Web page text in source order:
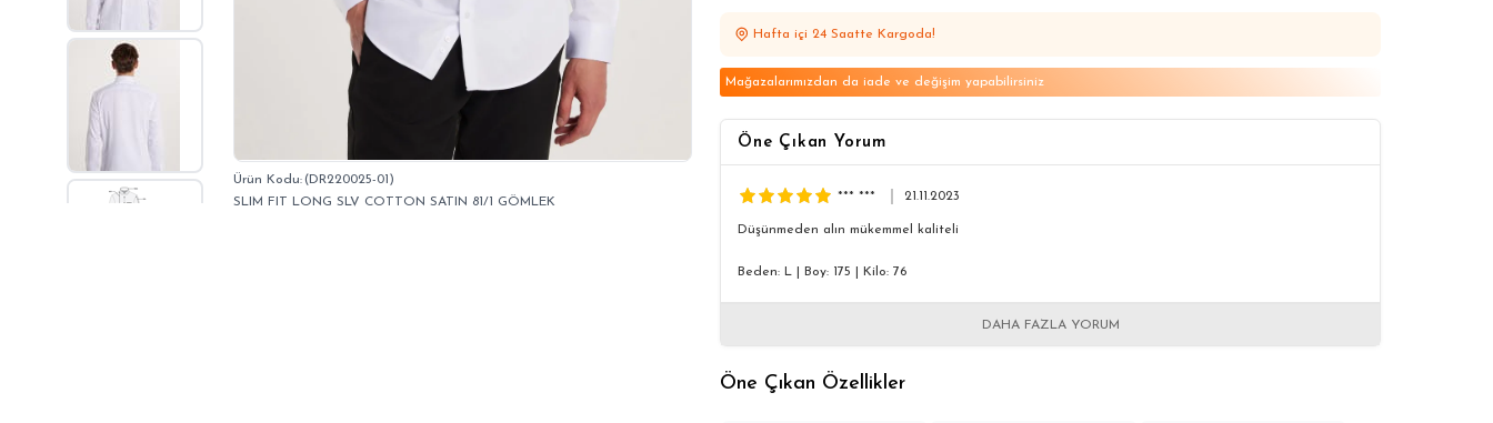
(DR220025-01)
SLIM FIT LONG SLV COTTON SATIN 81/1 GÖMLEK
Hafta içi 24 Saatte Kargoda!
Mağazalarımızdan da iade ve değişim yapabilirsiniz
Öne Çıkan Yorum
*** *** 21.11.2023
Düşünmeden alın mükemmel kaliteli
Beden: L Boy: 175 Kilo: 76
DAHA FAZLA YORUM
Öne Çıkan Özellikler